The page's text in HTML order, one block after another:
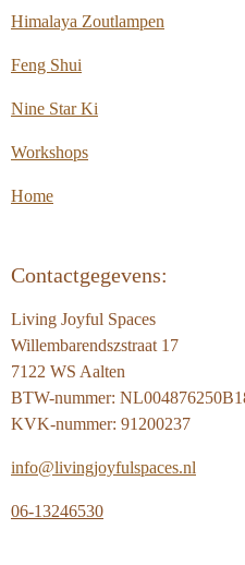
Himalaya Zoutlampen
Feng Shui
Nine Star Ki
Workshops
Home
Contactgegevens:
Living Joyful Spaces
Willembarendszstraat 17
7122 WS Aalten
BTW-nummer:
KVK-nummer: 91200237
info@livingjoyfulspaces.nl
06-13246530